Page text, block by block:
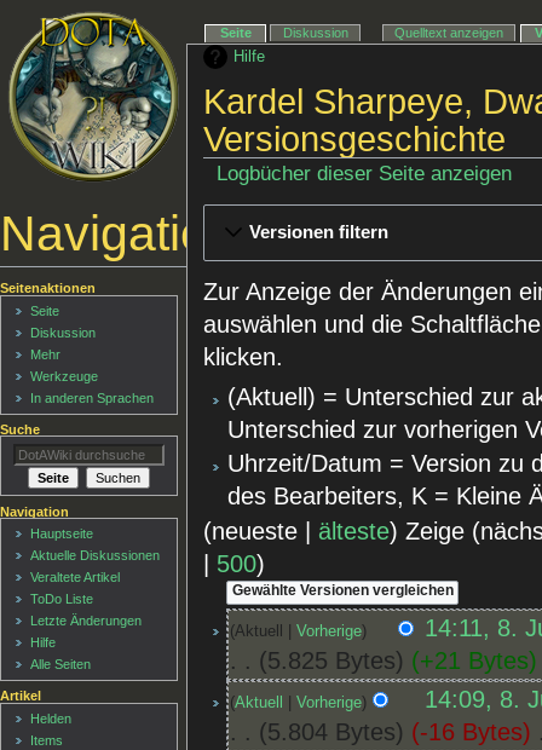
Hilfe
Kardel Sharpeye,
Versionsgeschichte
Logbücher dieser Seite anzeigen
Versionen filtern
Zur Anzeige der Änderungen
auswählen und die
klicken.
(Aktuell) = Unterschied zur
Unterschied zur vorherigen
Uhrzeit/Datum = Version zu
des Bearbeiters, K = Kleine
(neueste | älteste) Zeige
| 500)
Aktuell Vorherige
14:11, 8.
5.825 Bytes
+21 Bytes
Aktuell Vorherige
14:09, 8.
5.804 Bytes
-16 Bytes
Navigationsmenü
Seite Diskussion Quelltext anzeigen
Seitenaktionen
Seite
Diskussion
Mehr
Werkzeuge
In anderen Sprachen
Suche
Navigation
Hauptseite
Aktuelle Diskussionen
Veraltete Artikel
ToDo Liste
Letzte Änderungen
Hilfe
Alle Seiten
Artikel
Helden
Items